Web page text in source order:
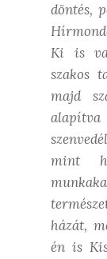
döntés,
Ki is
szakos
majd
alapítva
mint
házát,
én is